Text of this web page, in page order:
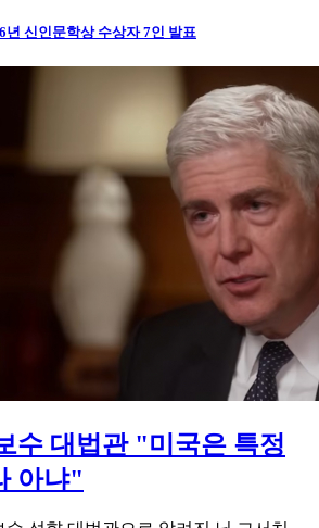
년 신인문학상 수상자 7인 발표
수 대법관 "미국은 특정
아냐"